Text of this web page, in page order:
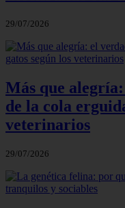
29/07/2026
Más que
de la cola
veterinarios
29/07/2026